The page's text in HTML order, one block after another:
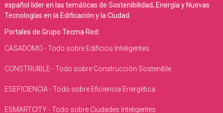
español líder en las temáticas de Sostenibilidad, Energía y Nuevas
Tecnologías en la Edificación y la Ciudad.
Portales de Grupo Tecma Red:
CASADOMO - Todo sobre Edificios Inteligentes
CONSTRUIBLE - Todo sobre Construcción Sostenible
ESEFICIENCIA - Todo sobre Eficiencia Energética
ESMARTCITY - Todo sobre Ciudades Inteligentes